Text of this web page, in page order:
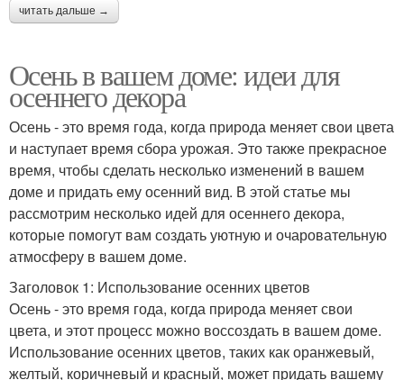
читать дальше →
Осень в вашем доме: идеи для
осеннего декора
Осень - это время года, когда природа меняет свои цвета
и наступает время сбора урожая. Это также прекрасное
время, чтобы сделать несколько изменений в вашем
доме и придать ему осенний вид. В этой статье мы
рассмотрим несколько идей для осеннего декора,
которые помогут вам создать уютную и очаровательную
атмосферу в вашем доме.
Заголовок 1: Использование осенних цветов
Осень - это время года, когда природа меняет свои
цвета, и этот процесс можно воссоздать в вашем доме.
Использование осенних цветов, таких как оранжевый,
желтый, коричневый и красный, может придать вашему